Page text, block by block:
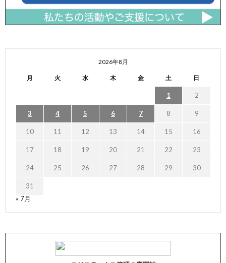
2026年8月
月 火 水 木 金 土 日
1 2
3 4 5 6 7 8 9
10 11 12 13 14 15 16
17 18 19 20 21 22 23
24 25 26 27 28 29 30
31
« 7月